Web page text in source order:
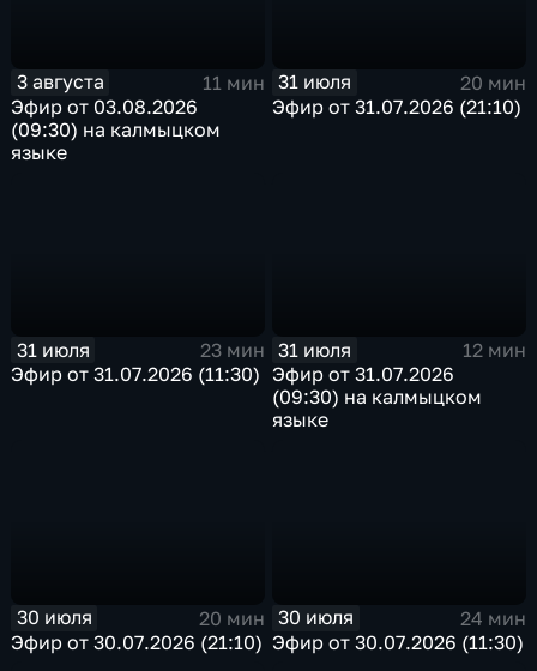
3 августа
11 мин
Эфир от 03.08.2026
(09:30) на калмыцком
языке
31 июля
20 мин
Эфир от 31.07.2026 (21:10)
31 июля
23 мин
Эфир от 31.07.2026 (11:30)
31 июля
12 мин
Эфир от 31.07.2026
(09:30) на калмыцком
языке
30 июля
20 мин
Эфир от 30.07.2026 (21:10)
30 июля
24 мин
Эфир от 30.07.2026 (11:30)